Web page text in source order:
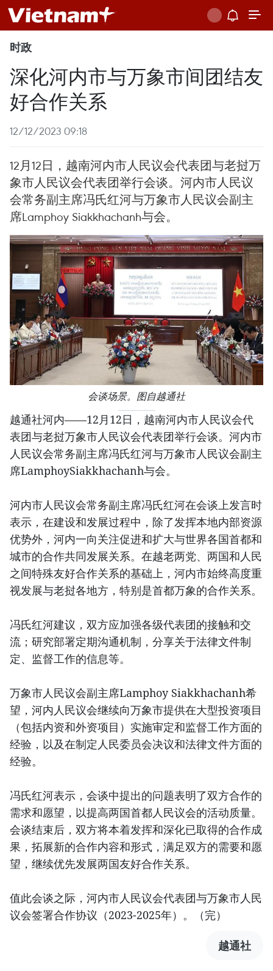
时政
深化河内市与万象市间团结友
好合作关系
12/12/2023 09:18
12月12日，越南河内市人民议会代表团与老挝万
象市人民议会代表团举行会谈。河内市人民议
会常务副主席冯氏红河与万象市人民议会副主
席Lamphoy Siakkhachanh与会。
会谈场景。图自越通社
越通社河内——12月12日，越南河内市人民议会代
表团与老挝万象市人民议会代表团举行会谈。河内市
人民议会常务副主席冯氏红河与万象市人民议会副主
席LamphoySiakkhachanh与会。
河内市人民议会常务副主席冯氏红河在会谈上发言时
表示，在建设和发展过程中，除了发挥本地内部资源
优势外，河内一向关注促进和扩大与世界各国首都和
城市的合作共同发展关系。在越老两党、两国和人民
之间特殊友好合作关系的基础上，河内市始终高度重
视发展与老挝各地方，特别是首都万象的合作关系。
冯氏红河建议，双方应加强各级代表团的接触和交
流；研究部署定期沟通机制，分享关于法律文件制
定、监督工作的信息等。
万象市人民议会副主席Lamphoy Siakkhachanh希
望，河内人民议会继续向万象市提供在大型投资项目
（包括内资和外资项目）实施审定和监督工作方面的
经验，以及在制定人民委员会决议和法律文件方面的
经验。
冯氏红河表示，会谈中提出的问题表明了双方合作的
需求和愿望，以提高两国首都人民议会的活动质量。
会谈结束后，双方将本着发挥和深化已取得的合作成
果，拓展新的合作内容和形式，满足双方的需要和愿
望，继续优先发展两国友好合作关系。
值此会谈之际，河内市人民议会代表团与万象市人民
议会签署合作协议（2023-2025年）。（完）
越通社